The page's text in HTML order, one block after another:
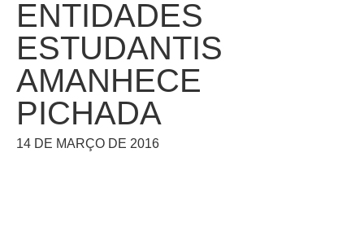
ENTIDADES
ESTUDANTIS
AMANHECE
PICHADA
14 DE MARÇO DE 2016